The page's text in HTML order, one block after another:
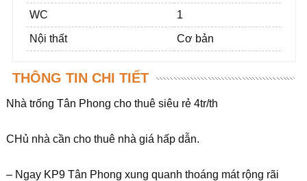
WC 1
Nội thất Cơ bản
THÔNG TIN CHI TIẾT
Nhà trống Tân Phong cho thuê siêu rẻ 4tr/th
CHủ nhà cần cho thuê nhà giá hấp dẫn.
– Ngay KP9 Tân Phong xung quanh thoáng mát rộng rãi